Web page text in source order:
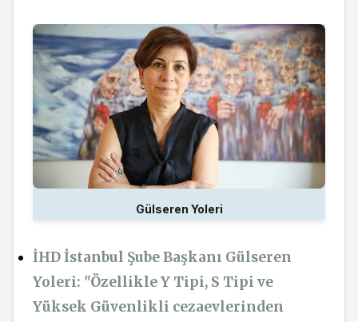
Gülseren Yoleri
İHD İstanbul Şube Başkanı Gülseren
Yoleri: "Özellikle Y Tipi, S Tipi ve
Yüksek Güvenlikli cezaevlerinden